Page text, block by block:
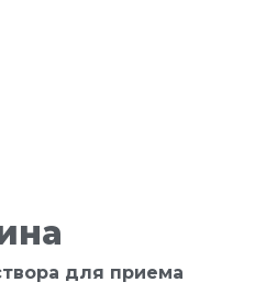
для приема